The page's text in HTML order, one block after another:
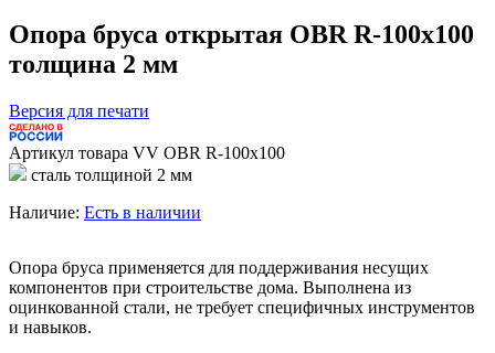
Опора бруса открытая OBR R-100x100
толщина 2 мм
Версия для печати
Артикул товара VV OBR R-100x100
сталь толщиной 2 мм
Наличие: Есть в наличии
Опора бруса применяется для поддерживания несущих
компонентов при строительстве дома. Выполнена из
оцинкованной стали, не требует специфичных инструментов
и навыков.